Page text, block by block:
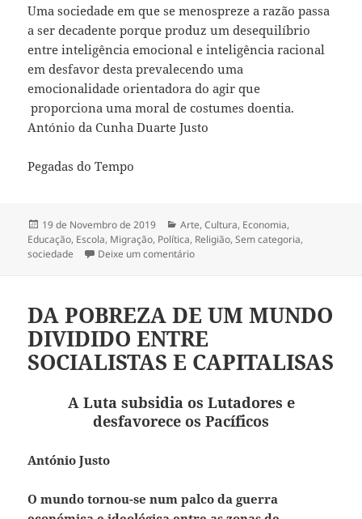
Uma sociedade em que se menospreze a razão passa
a ser decadente porque produz um desequilíbrio
entre inteligência emocional e inteligência racional
em desfavor desta prevalecendo uma
emocionalidade orientadora do agir que
proporciona uma moral de costumes doentia.
António da Cunha Duarte Justo
Pegadas do Tempo
Publicado
a
19 de Novembro de 2019 Categorias
Arte,Cultura, Economia,
Educação, Escola, Migração, Política, Religião,Sem categoria,
sociedade
Deixe um comentário
DA POBREZA DE UM MUNDO
DIVIDIDO ENTRE
SOCIALISTAS E CAPITALISAS
A Luta subsidia os Lutadores e
desfavorece os Pacíficos
António Justo
O mundo tornou-se num palco da guerra